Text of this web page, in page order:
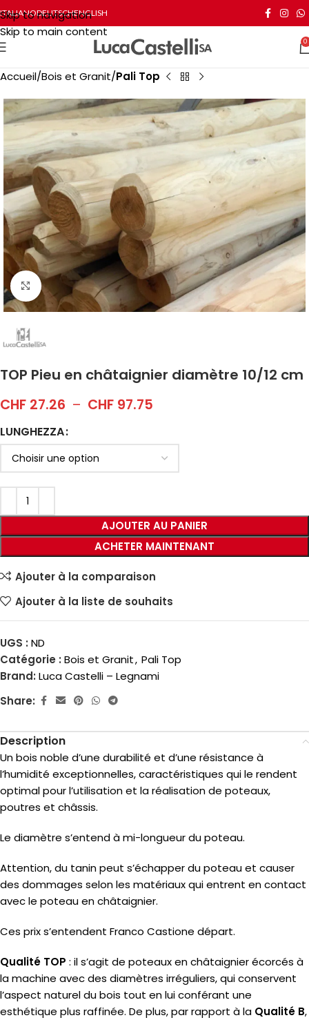
Skip to navigation
Skip to main content
ITALIANODEUTSCHENGLISH
0
Accueil Bois et Granit Pali Top
Click to enlarge
TOP Pieu en châtaignier diamètre 10/12 cm
CHF 27.26 – CHF 97.75
LUNGHEZZA
AJOUTER AU PANIER
ACHETER MAINTENANT
Ajouter à la comparaison
Ajouter à la liste de souhaits
UGS : ND
Catégorie : Bois et Granit, Pali Top
Brand: Luca Castelli – Legnami
Share:
Description
Un bois noble d’une durabilité et d’une résistance à
l’humidité exceptionnelles, caractéristiques qui le rendent
optimal pour l’utilisation et la réalisation de poteaux,
poutres et châssis.
Le diamètre s’entend à mi-longueur du poteau.
Attention, du tanin peut s’échapper du poteau et causer
des dommages selon les matériaux qui entrent en contact
avec le poteau en châtaignier.
Ces prix s’entendent Franco Castione départ.
Qualité TOP : il s’agit de poteaux en châtaignier écorcés à
la machine avec des diamètres irréguliers, qui conservent
l’aspect naturel du bois tout en lui conférant une
esthétique plus raffinée. De plus, par rapport à la Qualité B,